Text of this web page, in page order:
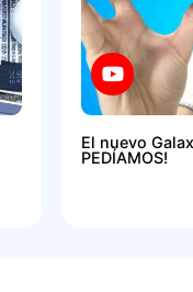
El nuevo
PEDÍAMOS!